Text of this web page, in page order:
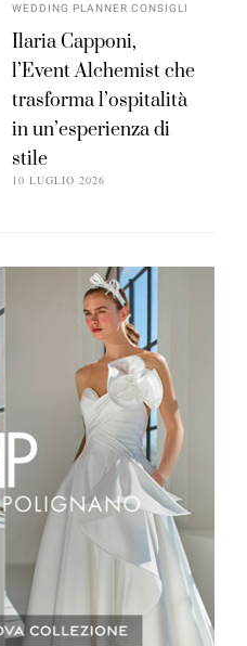
WEDDING PLANNER CONSIGLI
Ilaria Capponi,
l’Event Alchemist che
trasforma l’ospitalità
in un’esperienza di
stile
10 LUGLIO 2026